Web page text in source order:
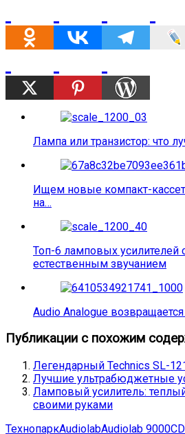
Лампа или транзистор: что
Ищем новые компакт-
на…
Топ-6 ламповых усилителей
естественным звучанием
Audio Analogue
Публикации с похожим
Легендарный Technics SL-
Лучшие ультрабюджетные
Ламповый усилитель:
своими руками
ТехнопаркAudiolabAudiolab